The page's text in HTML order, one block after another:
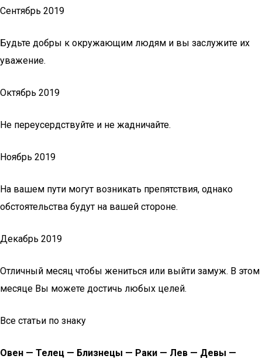
Сентябрь 2019
Будьте добры к окружающим людям и вы заслужите их
уважение.
Октябрь 2019
Не переусердствуйте и не жадничайте.
Ноябрь 2019
На вашем пути могут возникать препятствия, однако
обстоятельства будут на вашей стороне.
Декабрь 2019
Отличный месяц чтобы жениться или выйти замуж. В этом
месяце Вы можете достичь любых целей.
Все статьи по знаку
Овен — Телец — Близнецы — Раки — Лев — Девы —